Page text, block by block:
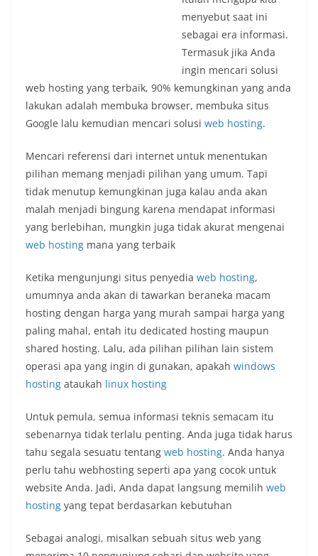
menyebut saat ini
sebagai era informasi.
Termasuk jika Anda
ingin mencari solusi
web hosting yang terbaik, 90% kemungkinan yang anda
lakukan adalah membuka browser, membuka situs
Google lalu kemudian mencari solusi web hosting.
Mencari referensi dari internet untuk menentukan
pilihan memang menjadi pilihan yang umum. Tapi
tidak menutup kemungkinan juga kalau anda akan
malah menjadi bingung karena mendapat informasi
yang berlebihan, mungkin juga tidak akurat mengenai
web hosting mana yang terbaik
Ketika mengunjungi situs penyedia web hosting,
umumnya anda akan di tawarkan beraneka macam
hosting dengan harga yang murah sampai harga yang
paling mahal, entah itu dedicated hosting maupun
shared hosting. Lalu, ada pilihan pilihan lain sistem
operasi apa yang ingin di gunakan, apakah windows
hosting ataukah linux hosting
Untuk pemula, semua informasi teknis semacam itu
sebenarnya tidak terlalu penting. Anda juga tidak harus
tahu segala sesuatu tentang web hosting. Anda hanya
perlu tahu webhosting seperti apa yang cocok untuk
website Anda. Jadi, Anda dapat langsung memilih web
hosting yang tepat berdasarkan kebutuhan
Sebagai analogi, misalkan sebuah situs web yang